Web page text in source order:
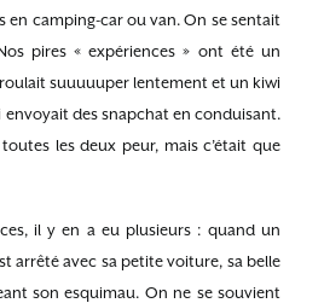
en camping-car ou van. On se sentait
pires « expériences » ont été un
suuuuuper lentement et un kiwi
des snapchat en conduisant.
les deux peur, mais c’était que
il y en a eu plusieurs : quand un
arrêté avec sa petite voiture, sa belle
son esquimau. On ne se souvient